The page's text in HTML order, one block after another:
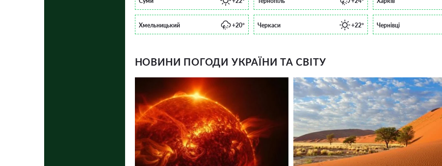
Хмельницький +20° Черкаси +22° Чернівці
НОВИНИ ПОГОДИ УКРАЇНИ ТА СВІТУ